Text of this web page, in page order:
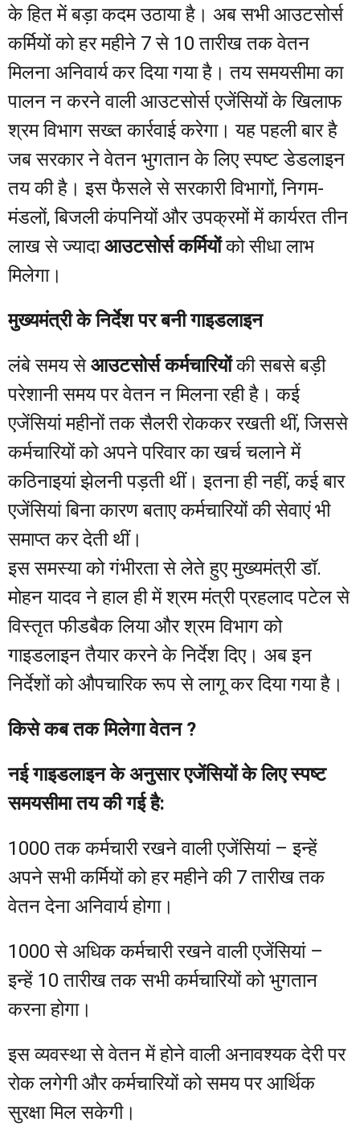
के हित में बड़ा कदम उठाया है। अब सभी आउटसोर्स
कर्मियों को हर महीने 7 से 10 तारीख तक वेतन
मिलना अनिवार्य कर दिया गया है। तय समयसीमा का
पालन न करने वाली आउटसोर्स एजेंसियों के खिलाफ
श्रम विभाग सख्त कार्रवाई करेगा। यह पहली बार है
जब सरकार ने वेतन भुगतान के लिए स्पष्ट डेडलाइन
तय की है। इस फैसले से सरकारी विभागों, निगम-
मंडलों, बिजली कंपनियों और उपक्रमों में कार्यरत तीन
लाख से ज्यादाआउटसोर्स कर्मियोंको सीधा लाभ
मिलेगा।
मुख्यमंत्री के निर्देश पर बनी गाइडलाइन
लंबे समय सेआउटसोर्स कर्मचारियोंकी सबसे बड़ी
परेशानी समय पर वेतन न मिलना रही है। कई
एजेंसियां महीनों तक सैलरी रोककर रखती थीं, जिससे
कर्मचारियों को अपने परिवार का खर्च चलाने में
कठिनाइयां झेलनी पड़ती थीं। इतना ही नहीं, कई बार
एजेंसियां बिना कारण बताए कर्मचारियों की सेवाएं भी
समाप्त कर देती थीं।
इस समस्या को गंभीरता से लेते हुए मुख्यमंत्री डॉ.
मोहन यादव ने हाल ही में श्रम मंत्री प्रहलाद पटेल से
विस्तृत फीडबैक लिया और श्रम विभाग को
गाइडलाइन तैयार करने के निर्देश दिए। अब इन
निर्देशों को औपचारिक रूप से लागू कर दिया गया है।
किसे कब तक मिलेगा वेतन ?
नई गाइडलाइन के अनुसार एजेंसियों के लिए स्पष्ट
समयसीमा तय की गई है:
1000 तक कर्मचारी रखने वाली एजेंसियां – इन्हें
अपने सभी कर्मियों को हर महीने की 7 तारीख तक
वेतन देना अनिवार्य होगा।
1000 से अधिक कर्मचारी रखने वाली एजेंसियां –
इन्हें 10 तारीख तक सभी कर्मचारियों को भुगतान
करना होगा।
इस व्यवस्था से वेतन में होने वाली अनावश्यक देरी पर
रोक लगेगी और कर्मचारियों को समय पर आर्थिक
सुरक्षा मिल सकेगी।